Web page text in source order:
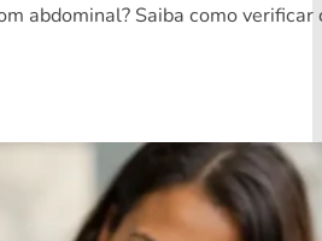
abdominal? Saiba como